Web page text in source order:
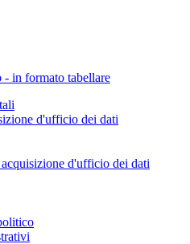
in formato tabellare
d'ufficio dei dati
d'ufficio dei dati